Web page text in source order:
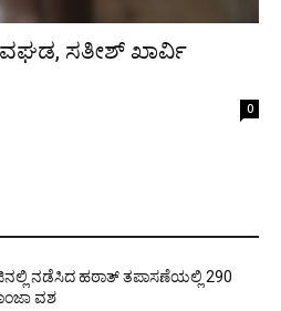
ಸತೀಶ್ ಖಾರ್ವಿ
0
ನಡೆಸಿದ ಹಠಾತ್ ತಪಾಸಣೆಯಲ್ಲಿ 290
ವಶ